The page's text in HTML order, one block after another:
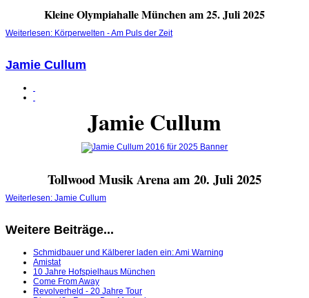
Kleine Olympiahalle München am 25. Juli 2025
Weiterlesen: Körperwelten - Am Puls der Zeit
Jamie Cullum
Jamie Cullum
Tollwood Musik Arena am 20. Juli 2025
Weiterlesen: Jamie Cullum
Weitere Beiträge...
Schmidbauer und Kälberer laden ein: Ami Warning
Amistat
10 Jahre Hofspielhaus München
Come From Away
Revolverheld - 20 Jahre Tour